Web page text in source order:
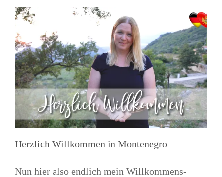
Herzlich Willkommen in Montenegro
Nun hier also endlich mein Willkommens-